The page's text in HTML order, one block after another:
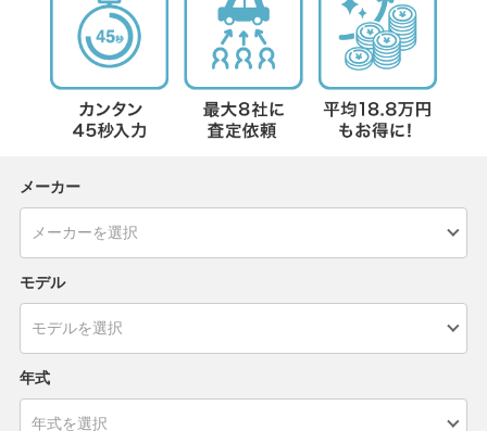
メーカー
モデル
年式